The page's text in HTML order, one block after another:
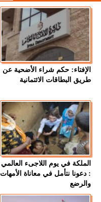
الإفتاء: حكم شراء الأضحية عن
طريق البطاقات الائتمانية
الملكة في يوم اللاجىء العالمي
: دعونا نتأمل في معاناة الأمهات
والرضع